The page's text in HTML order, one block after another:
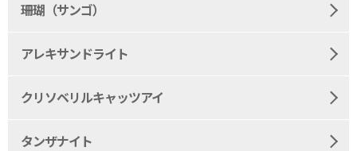
珊瑚（サンゴ）
アレキサンドライト
クリソベリルキャッツアイ
タンザナイト